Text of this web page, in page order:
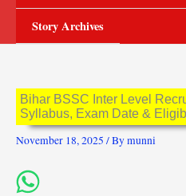
Story Archives
Bihar BSSC Inter Level
Syllabus, Exam Date &
November 18, 2025 / Bymunni